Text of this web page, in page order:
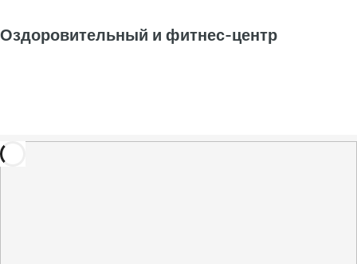
Оздоровительный и фитнес-центр